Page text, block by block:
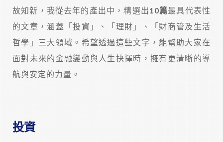
故知新，我從去年的產出中，精選出10篇最具代表性
的文章，涵蓋「投資」、「理財」、「財商管及生活
哲學」三大領域。希望透過這些文字，能幫助大家在
面對未來的金融變動與人生抉擇時，擁有更清晰的導
航與安定的力量。
投資